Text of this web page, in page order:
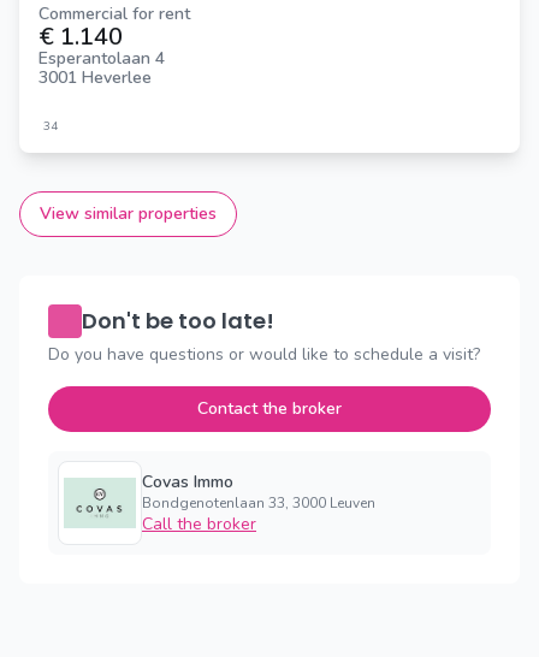
Commercial for rent
€ 1.140
Esperantolaan 4
3001 Heverlee
34
View similar properties
Don't be too late!
Do you have questions or would like to schedule a visit?
Contact the broker
Covas Immo
Bondgenotenlaan 33, 3000 Leuven
Call the broker